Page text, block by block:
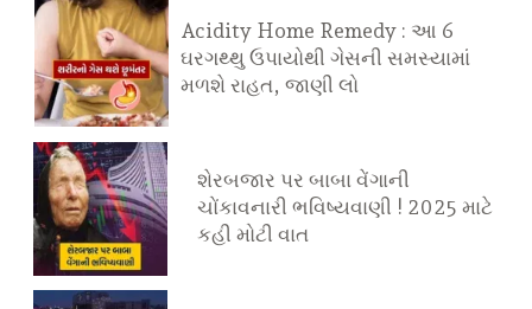
Acidity Home Remedy : આ 6
ઘરગથ્થુ ઉપાયોથી ગેસની સમસ્યામાં
મળશે રાહત, જાણી લો
શેરબજાર પર બાબા વેંગાની
ચોંકાવનારી ભવિષ્યવાણી ! 2025 માટે
કહી મોટી વાત